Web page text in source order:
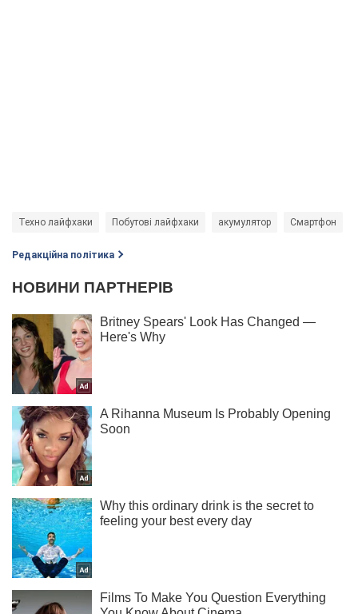
Техно лайфхаки Побутові лайфхаки акумулятор Смартфон
Редакційна політика